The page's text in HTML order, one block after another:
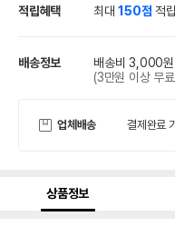
적립혜택 최대150점 적립
배송정보
배송비 3,000원
(3만원 이상 무
업체배송 결제완료
상품정보